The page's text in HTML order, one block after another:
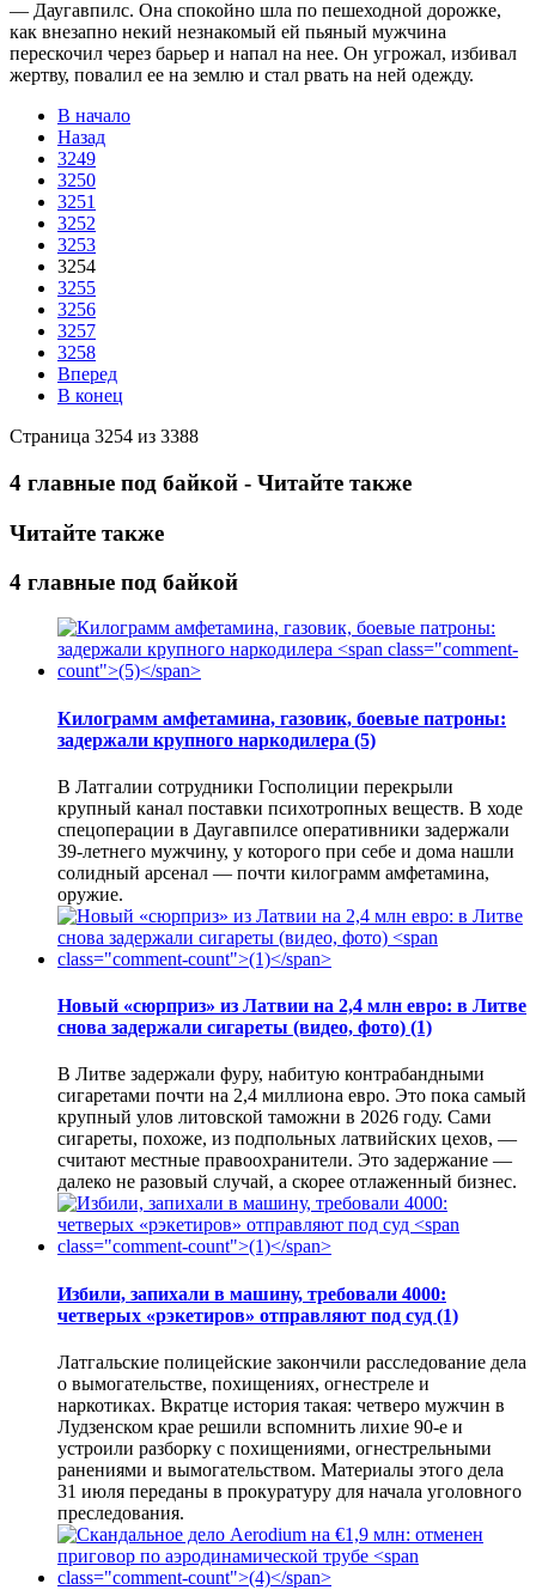
— Даугавпилс. Она спокойно шла по пешеходной дорожке,
как внезапно некий незнакомый ей пьяный мужчина
перескочил через барьер и напал на нее. Он угрожал, избивал
жертву, повалил ее на землю и стал рвать на ней одежду.
В начало
Назад
3249
3250
3251
3252
3253
3254
3255
3256
3257
3258
Вперед
В конец
Страница 3254 из 3388
4 главные под байкой - Читайте также
Читайте также
4 главные под байкой
Килограмм амфетамина, газовик, боевые патроны:
задержали крупного наркодилера (5)
В Латгалии сотрудники Госполиции перекрыли
крупный канал поставки психотропных веществ. В ходе
спецоперации в Даугавпилсе оперативники задержали
39-летнего мужчину, у которого при себе и дома нашли
солидный арсенал — почти килограмм амфетамина,
оружие.
Новый «сюрприз» из Латвии на 2,4 млн евро: в Литве
снова задержали сигареты (видео, фото) (1)
В Литве задержали фуру, набитую контрабандными
сигаретами почти на 2,4 миллиона евро. Это пока самый
крупный улов литовской таможни в 2026 году. Сами
сигареты, похоже, из подпольных латвийских цехов, —
считают местные правоохранители. Это задержание —
далеко не разовый случай, а скорее отлаженный бизнес.
Избили, запихали в машину, требовали 4000:
четверых «рэкетиров» отправляют под суд (1)
Латгальские полицейские закончили расследование дела
о вымогательстве, похищениях, огнестреле и
наркотиках. Вкратце история такая: четверо мужчин в
Лудзенском крае решили вспомнить лихие 90-е и
устроили разборку с похищениями, огнестрельными
ранениями и вымогательством. Материалы этого дела
31 июля переданы в прокуратуру для начала уголовного
преследования.